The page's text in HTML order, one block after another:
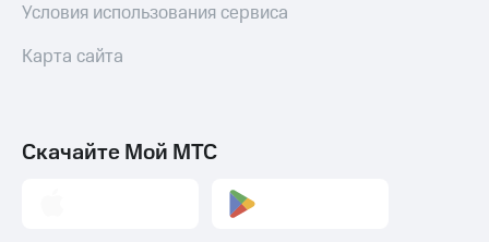
Условия использования сервиса
Карта сайта
Скачайте Мой МТС